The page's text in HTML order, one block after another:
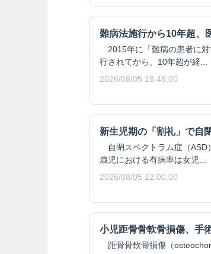
難病法施行から10年超、
2015年に「難病の患者に対
行されてから、10年超が経...
2026/08/05 18:45:00
新生児期の「割礼」で自
自閉スペクトラム症（ASD
歳児における有病率は女児...
2026/08/05 12:00:00
小児距骨骨軟骨損傷、手
距骨骨軟骨損傷（